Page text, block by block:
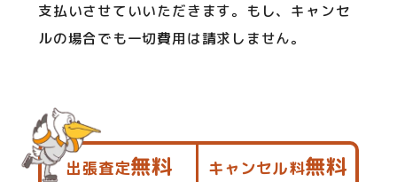
支払いさせていいただきます。もし、キャンセ
ルの場合でも一切費用は請求しません。
出張査定無料 キャンセル料無料